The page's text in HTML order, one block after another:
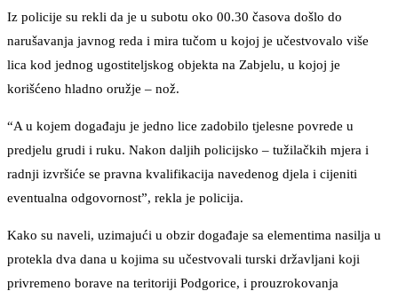
Iz policije su rekli da je u subotu oko 00.30 časova došlo do
narušavanja javnog reda i mira tučom u kojoj je učestvovalo više
lica kod jednog ugostiteljskog objekta na Zabjelu, u kojoj je
korišćeno hladno oružje – nož.
“A u kojem događaju je jedno lice zadobilo tjelesne povrede u
predjelu grudi i ruku. Nakon daljih policijsko – tužilačkih mjera i
radnji izvršiće se pravna kvalifikacija navedenog djela i cijeniti
eventualna odgovornost”, rekla je policija.
Kako su naveli, uzimajući u obzir događaje sa elementima nasilja u
protekla dva dana u kojima su učestvovali turski državljani koji
privremeno borave na teritoriji Podgorice, i prouzrokovanja